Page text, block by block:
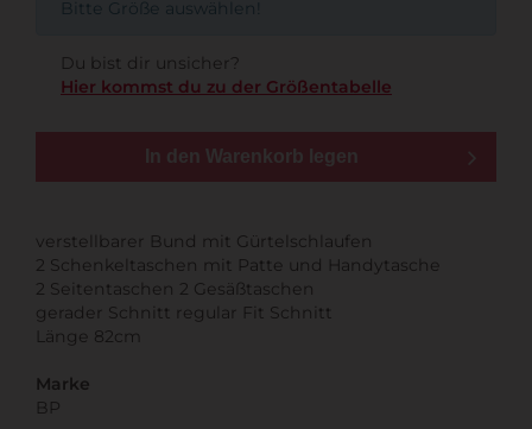
Bitte Größe auswählen!
Du bist dir unsicher?
Hier kommst du zu der Größentabelle
In den Warenkorb legen
verstellbarer Bund mit Gürtelschlaufen
2 Schenkeltaschen mit Patte und Handytasche
2 Seitentaschen 2 Gesäßtaschen
gerader Schnitt regular Fit Schnitt
Länge 82cm
Marke
BP